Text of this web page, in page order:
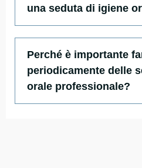
una seduta di igiene
Perché è importante
periodicamente delle
orale professionale?